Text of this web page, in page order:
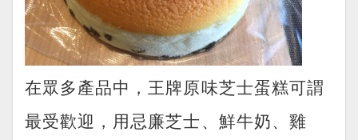
在眾多產品中，王牌原味芝士蛋糕可謂
最受歡迎，用忌廉芝士、鮮牛奶、雞